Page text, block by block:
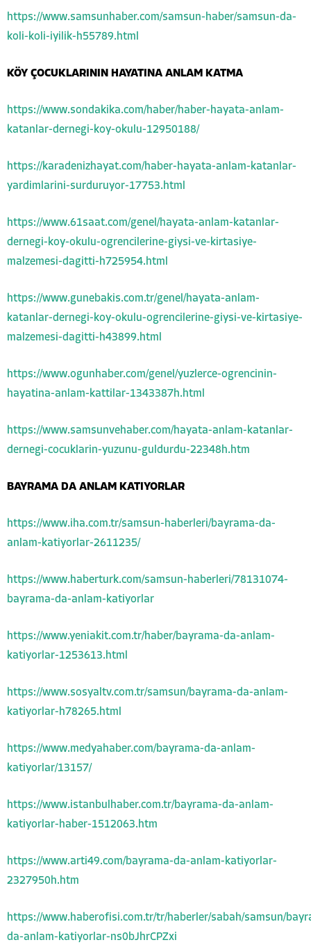
https://www.samsunhaber.com/samsun-haber/samsun-da-
koli-koli-iyilik-h55789.html
KÖY ÇOCUKLARININ HAYATINA ANLAM KATMA
https://www.sondakika.com/haber/haber-hayata-anlam-
katanlar-dernegi-koy-okulu-12950188/
https://karadenizhayat.com/haber-hayata-anlam-katanlar-
yardimlarini-surduruyor-17753.html
https://www.61saat.com/genel/hayata-anlam-katanlar-
dernegi-koy-okulu-ogrencilerine-giysi-ve-kirtasiye-
malzemesi-dagitti-h725954.html
https://www.gunebakis.com.tr/genel/hayata-anlam-
katanlar-dernegi-koy-okulu-ogrencilerine-giysi-ve-kirtasiye-
malzemesi-dagitti-h43899.html
https://www.ogunhaber.com/genel/yuzlerce-ogrencinin-
hayatina-anlam-kattilar-1343387h.html
https://www.samsunvehaber.com/hayata-anlam-katanlar-
dernegi-cocuklarin-yuzunu-guldurdu-22348h.htm
BAYRAMA DA ANLAM KATIYORLAR
https://www.iha.com.tr/samsun-haberleri/bayrama-da-
anlam-katiyorlar-2611235/
https://www.haberturk.com/samsun-haberleri/78131074-
bayrama-da-anlam-katiyorlar
https://www.yeniakit.com.tr/haber/bayrama-da-anlam-
katiyorlar-1253613.html
https://www.sosyaltv.com.tr/samsun/bayrama-da-anlam-
katiyorlar-h78265.html
https://www.medyahaber.com/bayrama-da-anlam-
katiyorlar/13157/
https://www.istanbulhaber.com.tr/bayrama-da-anlam-
katiyorlar-haber-1512063.htm
https://www.arti49.com/bayrama-da-anlam-katiyorlar-
2327950h.htm
https://www.haberofisi.com.tr/tr/haberler/sabah/samsun/
da-anlam-katiyorlar-ns0bJhrCPZxi